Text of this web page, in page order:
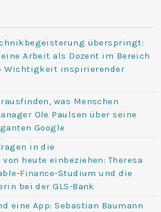
überspringt:
Arbeit als Dozent im Bereich
Wichtigkeit inspirierender
was Menschen
Ole Paulsen über seine
Google
in die
heute einbeziehen: Theresa
Finance-Studium und die
bei der GLS-Bank
eine App: Sebastian Baumann